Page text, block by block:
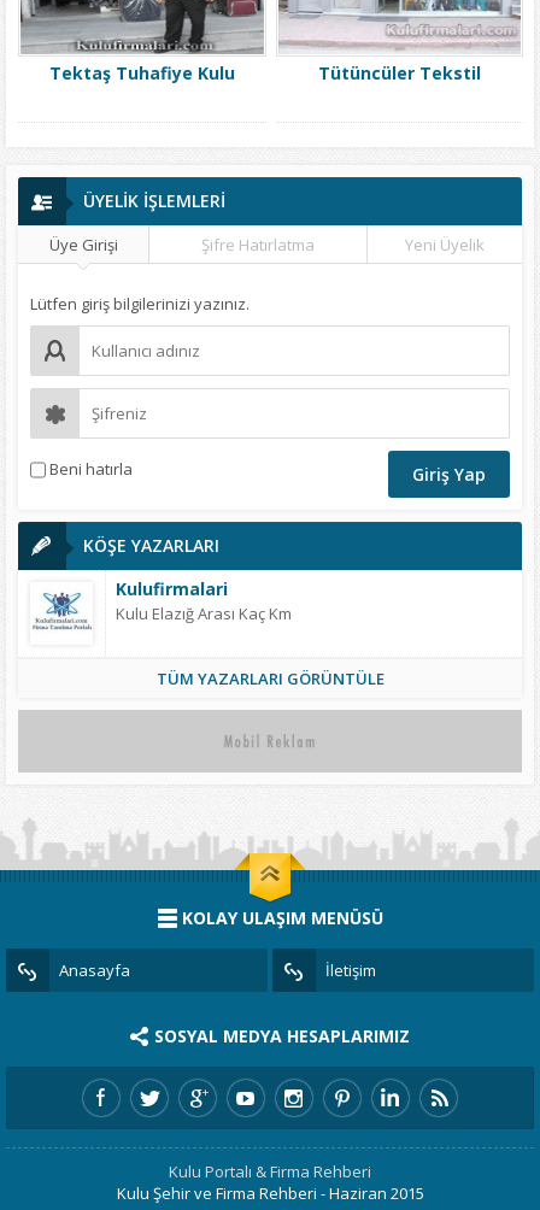
Tektaş Tuhafiye Kulu Tütüncüler Tekstil
ÜYELİK İŞLEMLERİ
Üye Girişi Şifre Hatırlatma Yeni Üyelik
Lütfen giriş bilgilerinizi yazınız.
Beni hatırla
KÖŞE YAZARLARI
Kulufirmalari
Kulu Elazığ Arası Kaç Km
TÜM YAZARLARI GÖRÜNTÜLE
KOLAY ULAŞIM MENÜSÜ
Anasayfa İletişim
SOSYAL MEDYA HESAPLARIMIZ
Kulu Portalı & Firma Rehberi
Kulu Şehir ve Firma Rehberi - Haziran 2015